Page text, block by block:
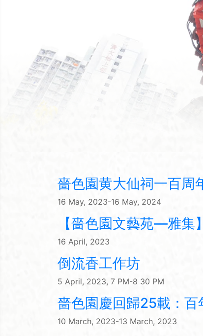
嗇色園黄大仙祠一百周
16 May, 2023-16 May, 2024
【嗇色園文藝苑—雅集
16 April, 2023
倒流香工作坊
5 April, 2023, 7 PM-8 30 PM
嗇色園慶回歸25載：
10 March, 2023-13 March, 2023